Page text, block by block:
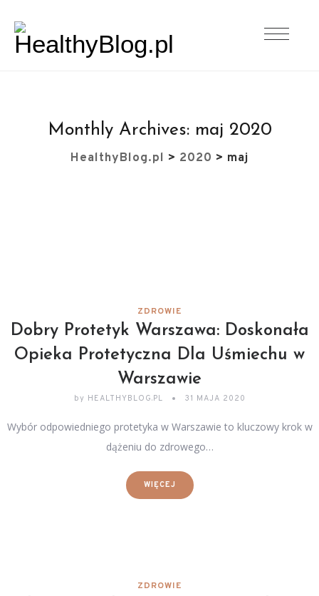
Monthly Archives: maj 2020
HealthyBlog.pl > 2020 > maj
ZDROWIE
Dobry Protetyk Warszawa: Doskonała
Opieka Protetyczna Dla Uśmiechu w
Warszawie
by HEALTHYBLOG.PL 31 MAJA 2020
Wybór odpowiedniego protetyka w Warszawie to kluczowy krok w
dążeniu do zdrowego…
WIĘCEJ
ZDROWIE